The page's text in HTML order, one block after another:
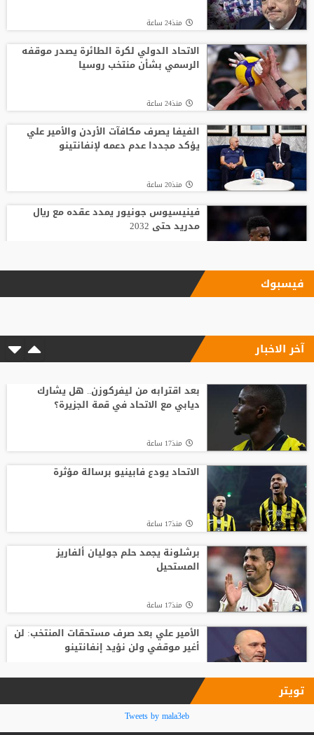
منذ24 ساعة
الاتحاد الدولي لكرة الطائرة يصدر موقفه
الرسمي بشأن منتخب روسيا
منذ24 ساعة
الفيفا يصرف مكافآت الأردن والأمير علي
يؤكد مجددا عدم دعمه لإنفانتينو
منذ20 ساعة
فينيسيوس جونيور يمدد عقده مع ريال
مدريد حتى 2032
الاتحاد يودع فابينيو برسالة مؤثرة
رودري يحسم قراره ويختار وجهته المقبلة
قبل أن يلمس الكرة.. بالأرقام طرابزون يحصد
ثمار التعاقد مع محمد صلاح
أغلى لاعب في تاريخ إفريقيا.. ديوماندي يترك
معسكر لايبزيغ للانضمام لريال مدريد
فيسبوك
آخر الاخبار
بعد اقترابه من ليفركوزن.. هل يشارك
ديابي مع الاتحاد في قمة الجزيرة؟
منذ17 ساعة
الاتحاد يودع فابينيو برسالة مؤثرة
منذ17 ساعة
برشلونة يجمد حلم جوليان ألفاريز
المستحيل
منذ17 ساعة
الأمير علي بعد صرف مستحقات المنتخب: لن
أغير موقفي ولن نؤيد إنفانتينو
فينيسيوس جونيور يمدد عقده مع ريال
مدريد حتى 2032
تويتر
Tweets by mala3eb